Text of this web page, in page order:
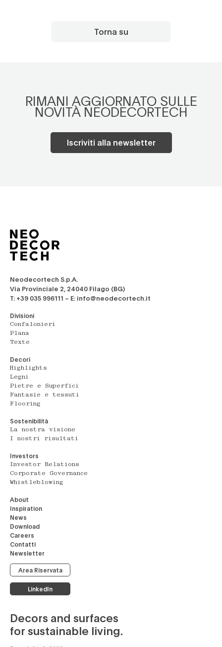
Torna su
RIMANI AGGIORNATO SULLE
NOVITÀ NEODECORTECH
Iscriviti alla newsletter
Neodecortech S.p.A.
Via Provinciale 2, 24040 Filago (BG)
T: +39 035 996111 – E: info@neodecortech.it
Divisioni
Confalonieri
Plana
Texte
Decori
Highlights
Legni
Pietre e Superfici
Fantasie e tessuti
Flooring
Sostenibilità
La nostra visione
I nostri risultati
Investors
Investor Relations
Corporate Governance
Whistleblowing
About
Inspiration
News
Download
Careers
Contatti
Newsletter
Area Riservata
LinkedIn
Decors and surfaces
for sustainable living.